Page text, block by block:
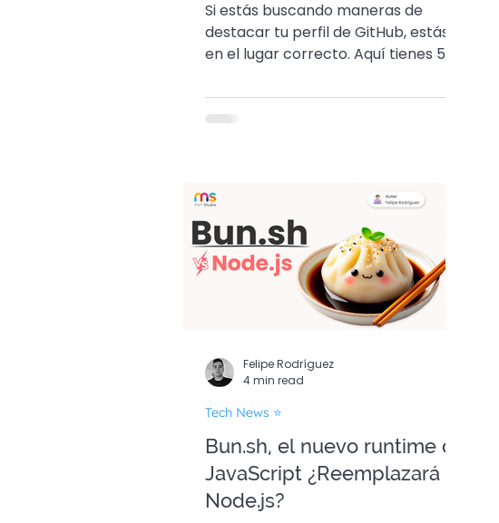
Si estás buscando maneras de
destacar tu perfil de GitHub, estás
en el lugar correcto. Aquí tienes 5
Bun.sh, el nuevo runtime de
JavaScript ¿Reemplazará a
Node.js?
Tech News ⭐
Felipe Rodríguez
4 min read